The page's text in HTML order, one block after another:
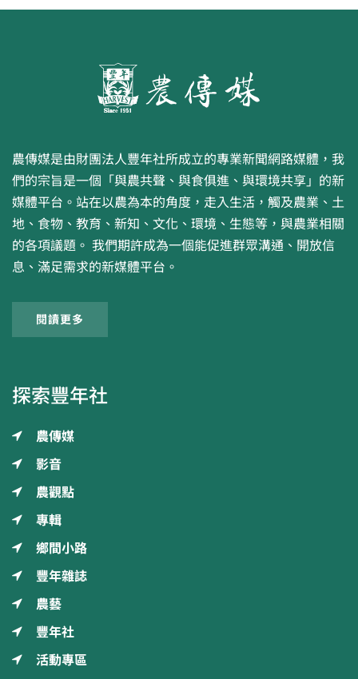
農傳媒是由財團法人豐年社所成立的專業新聞網路媒體，我
們的宗旨是一個「與農共聲、與食俱進、與環境共享」的新
媒體平台。站在以農為本的角度，走入生活，觸及農業、土
地、食物、教育、新知、文化、環境、生態等，與農業相關
的各項議題。 我們期許成為一個能促進群眾溝通、開放信
息、滿足需求的新媒體平台。
閱讀更多
探索豐年社
農傳媒
影音
農觀點
專輯
鄉間小路
豐年雜誌
農藝
豐年社
活動專區